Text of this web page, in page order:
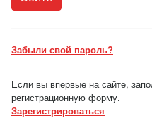
Забыли свой пароль?
Если вы впервые на сайте,
регистрационную форму.
Зарегистрироваться